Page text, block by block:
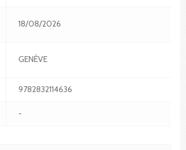
18/08/2026
GENÈVE
9782832114636
-